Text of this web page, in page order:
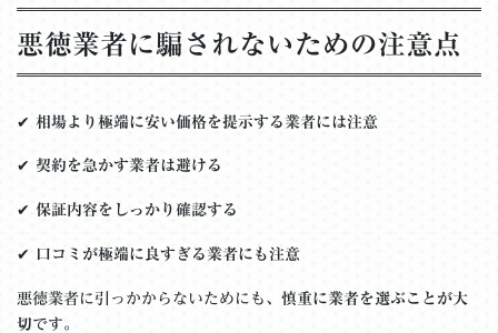
悪徳業者に騙されないための注意点
✔ 相場より極端に安い価格を提示する業者には注意
✔ 契約を急かす業者は避ける
✔ 保証内容をしっかり確認する
✔ 口コミが極端に良すぎる業者にも注意
悪徳業者に引っかからないためにも、 慎重に業者を選ぶことが大
切です。